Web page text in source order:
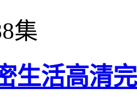
集
生活高清